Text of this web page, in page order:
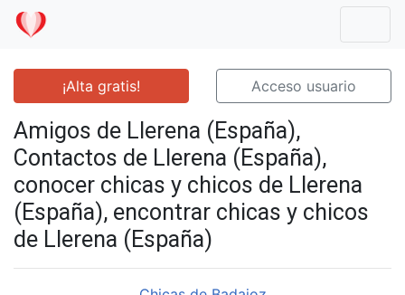
¡Alta gratis! Acceso usuario
Amigos de Llerena (España),
Contactos de Llerena (España),
conocer chicas y chicos de Llerena
(España), encontrar chicas y chicos
de Llerena (España)